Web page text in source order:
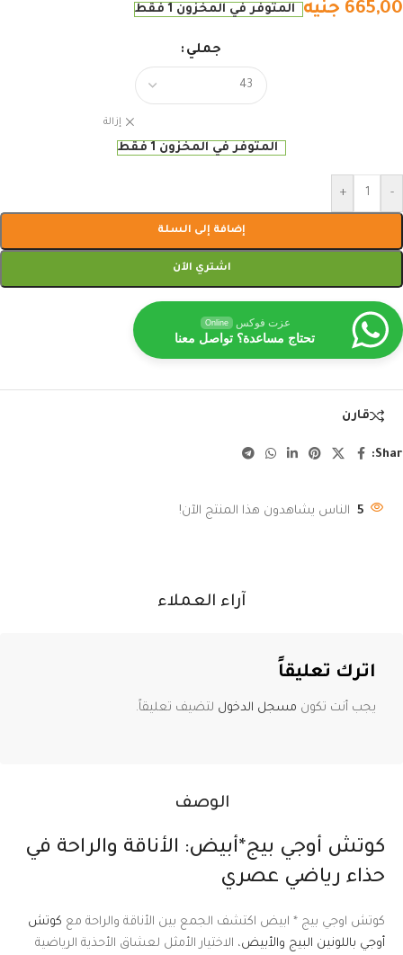
665,00 جنيه المتوفر في المخزون 1 فقط
جملي
إزالة
المتوفر في المخزون 1 فقط
-
+
إضافة إلى السلة
اشتري الآن
عزت فوكس Online
تحتاج مساعدة؟ تواصل معنا
قارن
5 الناس يشاهدون هذا المنتج الآن!
الوصف
كوتش أوجي بيج*أبيض: الأناقة والراحة في
حذاء رياضي عصري
كوتش اوجي بيج * ابيض اكتشف الجمع بين الأناقة والراحة مع كوتش
أوجي باللونين البيج والأبيض، الاختيار الأمثل لعشاق الأحذية الرياضية
آراء العملاء
اترك تعليقاً
يجب أنت تكون مسجل الدخول لتضيف تعليقاً.